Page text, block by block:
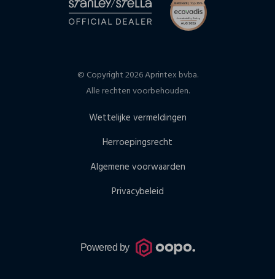
© Copyright 2026 Aprintex bvba.
Alle rechten voorbehouden.
Wettelijke vermeldingen
Herroepingsrecht
Algemene voorwaarden
Privacybeleid
Powered by